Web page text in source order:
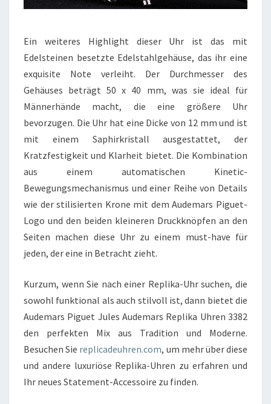
Ein weiteres Highlight dieser Uhr ist das mit
Edelsteinen besetzte Edelstahlgehäuse, das ihr eine
exquisite Note verleiht. Der Durchmesser des
Gehäuses beträgt 50 x 40 mm, was sie ideal für
Männerhände macht, die eine größere Uhr
bevorzugen. Die Uhr hat eine Dicke von 12 mm und ist
mit einem Saphirkristall ausgestattet, der
Kratzfestigkeit und Klarheit bietet. Die Kombination
aus einem automatischen Kinetic-
Bewegungsmechanismus und einer Reihe von Details
wie der stilisierten Krone mit dem Audemars Piguet-
Logo und den beiden kleineren Druckknöpfen an den
Seiten machen diese Uhr zu einem must-have für
jeden, der eine in Betracht zieht.
Kurzum, wenn Sie nach einer Replika-Uhr suchen, die
sowohl funktional als auch stilvoll ist, dann bietet die
Audemars Piguet Jules Audemars Replika Uhren 3382
den perfekten Mix aus Tradition und Moderne.
Besuchen Sie replicadeuhren.com, um mehr über diese
und andere luxuriöse Replika-Uhren zu erfahren und
Ihr neues Statement-Accessoire zu finden.